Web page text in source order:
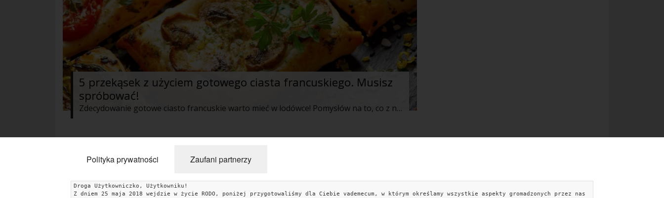
5 przekąsek z użyciem gotowego ciasta francuskiego. Musisz
spróbować!
Zdecydowanie gotowe ciasto francuskie warto mieć w lodówce! Pomysłów na to, co z niego zrobić jest mnóstwo. Można z niego wyczarować pyszne przekąski, gdy niezapowiedziani goście już w progu, a także smaczny obiad czy kolację dla domowników. Przekąski z ciasta francuskiego to doskonały pomysł na przyjęcie na świeżym powietrzu zarówno dla dzieci jak i dla dorosłych.
Polityka prywatności Zaufani partnerzy
Droga Użytkowniczko, Użytkowniku!
Z dniem 25 maja 2018 wejdzie w życie RODO, poniżej przygotowaliśmy dla Ciebie vademecum, w którym określamy wszystkie aspekty gromadzonych przez nas